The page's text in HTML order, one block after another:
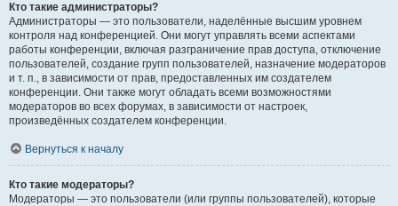
Кто такие администраторы?
Администраторы — это пользователи, наделённые высшим уровнем
контроля над конференцией. Они могут управлять всеми аспектами
работы конференции, включая разграничение прав доступа, отключение
пользователей, создание групп пользователей, назначение модераторов
и т. п., в зависимости от прав, предоставленных им создателем
конференции. Они также могут обладать всеми возможностями
модераторов во всех форумах, в зависимости от настроек,
произведённых создателем конференции.
Вернуться к началу
Кто такие модераторы?
Модераторы — это пользователи (или группы пользователей), которые